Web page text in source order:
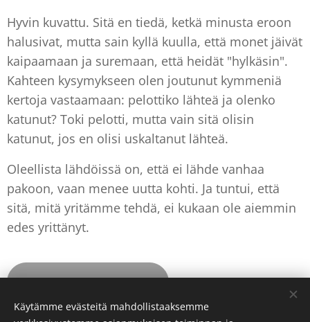
Hyvin kuvattu. Sitä en tiedä, ketkä minusta eroon
halusivat, mutta sain kyllä kuulla, että monet jäivät
kaipaamaan ja suremaan, että heidät "hylkäsin".
Kahteen kysymykseen olen joutunut kymmeniä
kertoja vastaamaan: pelottiko lähteä ja olenko
katunut? Toki pelotti, mutta vain sitä olisin
katunut, jos en olisi uskaltanut lähteä.
Oleellista lähdöissä on, että ei lähde vanhaa
pakoon, vaan menee uutta kohti. Ja tuntui, että
sitä, mitä yritämme tehdä, ei kukaan ole aiemmin
edes yrittänyt.
9 Paratiisi sydämessä
Käytämme evästeitä mahdollistaaksemme